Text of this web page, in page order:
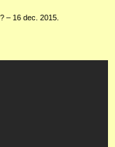
– 16 dec. 2015.